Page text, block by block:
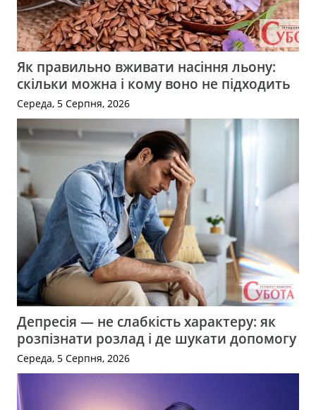
Як правильно вживати насіння льону:
скільки можна і кому воно не підходить
Середа, 5 Серпня, 2026
Депресія — не слабкість характеру: як
розпізнати розлад і де шукати допомогу
Середа, 5 Серпня, 2026